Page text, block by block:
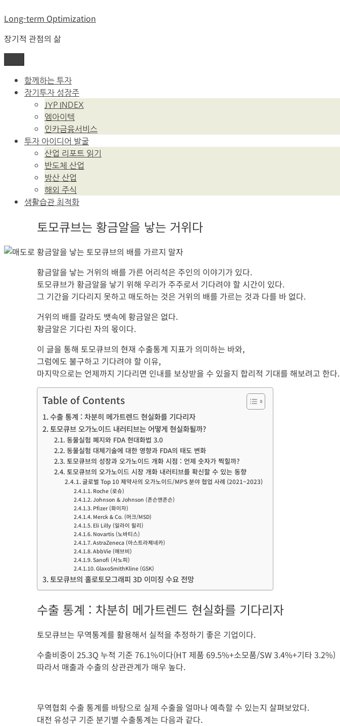
텐
츠
로
Long-term Optimization
장기적 관점의 삶
함께하는 투자
장기투자 성장주
JYP INDEX
엠아이텍
인카금융서비스
투자 아이디어 발굴
산업 리포트 읽기
반도체 산업
방산 산업
해외 주식
생활습관 최적화
토모큐브는 황금알을 낳는 거위다
황금알을 낳는 거위의 배를 가른 어리석은 주인의 이야기가 있다.
토모큐브가 황금알을 낳기 위해 우리가 주주로서 기다려야 할 시간이 있다.
그 기간을 기다리지 못하고 매도하는 것은 거위의 배를 가르는 것과 다를 바 없다.
거위의 배를 갈라도 뱃속에 황금알은 없다.
황금알은 기다린 자의 몫이다.
이 글을 통해 토모큐브의 현재 수출통계 지표가 의미하는 바와,
그럼에도 불구하고 기다려야 할 이유,
마지막으로는 언제까지 기다리면 인내를 보상받을 수 있을지 합리적 기대를 해보려고 한다.
Table of Contents
수출 통계 : 차분히 메가트렌드 현실화를 기다리자
토모큐브 오가노이드 내러티브는 어떻게 현실화될까?
동물실험 폐지와 FDA 현대화법 3.0
동물실험 대체기술에 대한 영향과 FDA의 태도 변화
토모큐브의 성장과 오가노이드 개화 시점 : 언제 숫자가 찍힐까?
토모큐브의 오가노이드 시장 개화 내러티브를 확신할 수 있는 동향
글로벌 Top 10 제약사의 오가노이드/MPS 분야 협업 사례 (2021~2023)
Roche (로슈)
Johnson & Johnson (존슨앤존슨)
Pfizer (화이자)
Merck & Co. (머크/MSD)
Eli Lilly (일라이 릴리)
Novartis (노바티스)
AstraZeneca (아스트라제네카)
AbbVie (애브비)
Sanofi (사노피)
GlaxoSmithKline (GSK)
토모큐브의 홀로토모그래피 3D 이미징 수요 전망
수출 통계 : 차분히 메가트렌드 현실화를 기다리자
토모큐브는 무역통계를 활용해서 실적을 추정하기 좋은 기업이다.
수출비중이 25.3Q 누적 기준 76.1%이다(HT 제품 69.5%+소모품/SW 3.4%+기타 3.2%)
따라서 매출과 수출의 상관관계가 매우 높다.
무역협회 수출 통계를 바탕으로 실제 수출을 얼마나 예측할 수 있는지 살펴보았다.
대전 유성구 기준 분기별 수출통계는 다음과 같다.